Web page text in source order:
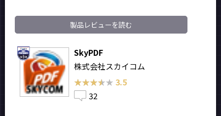
製品レビューを読む
SkyPDF
株式会社スカイコム
★★★★★
★★★★★ 3.5
32